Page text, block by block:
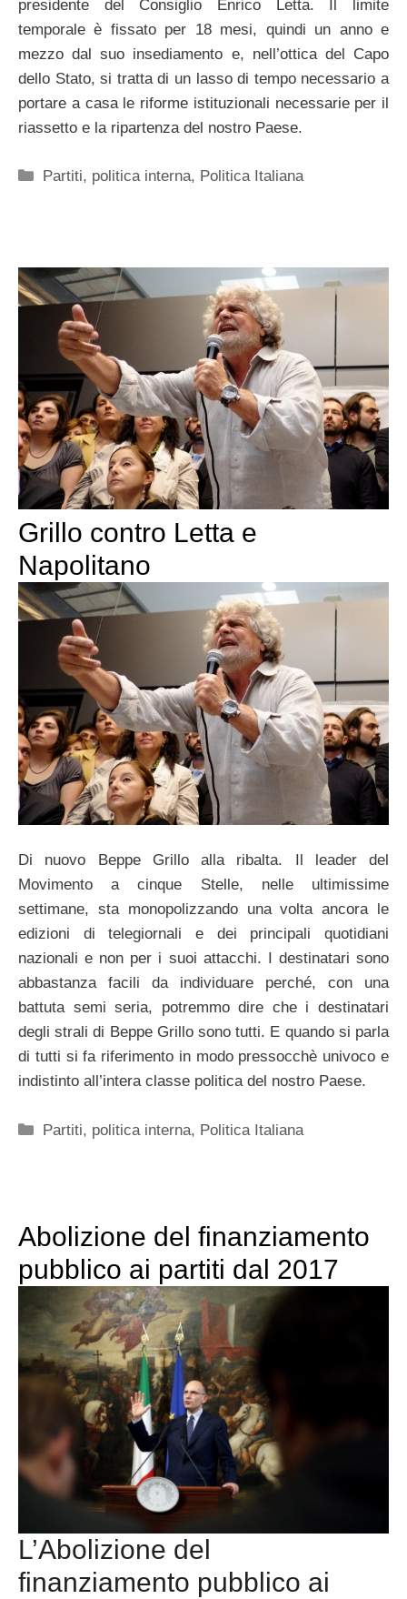
presidente del Consiglio Enrico Letta. Il limite
temporale è fissato per 18 mesi, quindi un anno e
mezzo dal suo insediamento e, nell’ottica del Capo
dello Stato, si tratta di un lasso di tempo necessario a
portare a casa le riforme istituzionali necessarie per il
riassetto e la ripartenza del nostro Paese.
Categorie
Partiti, politica interna, Politica Italiana
Grillo contro Letta e
Napolitano
Di nuovo Beppe Grillo alla ribalta. Il leader del
Movimento a cinque Stelle, nelle ultimissime
settimane, sta monopolizzando una volta ancora le
edizioni di telegiornali e dei principali quotidiani
nazionali e non per i suoi attacchi. I destinatari sono
abbastanza facili da individuare perché, con una
battuta semi seria, potremmo dire che i destinatari
degli strali di Beppe Grillo sono tutti. E quando si parla
di tutti si fa riferimento in modo pressocchè univoco e
indistinto all’intera classe politica del nostro Paese.
Categorie
Partiti, politica interna, Politica Italiana
Abolizione del finanziamento
pubblico ai partiti dal 2017
L’Abolizione del
finanziamento pubblico ai